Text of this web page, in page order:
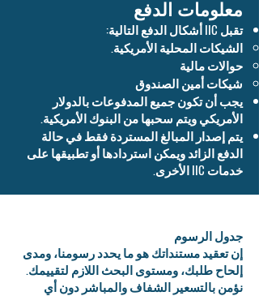
معلومات الدفع
تقبل IIC أشكال الدفع التالية:
الشيكات المحلية الأمريكية.
حوالات مالية
شيكات أمين الصندوق
يجب أن تكون جميع المدفوعات بالدولار
الأمريكي ويتم سحبها من البنوك الأمريكية.
يتم إصدار المبالغ المستردة فقط في حالة
الدفع الزائد ويمكن استردادها أو تطبيقها على
خدمات IIC الأخرى.
جدول الرسوم
إن تعقيد مستنداتك هو ما يحدد رسومنا، ومدى
إلحاح طلبك، ومستوى البحث اللازم لتقييمك.
نؤمن بالتسعير الشفاف والمباشر دون أي